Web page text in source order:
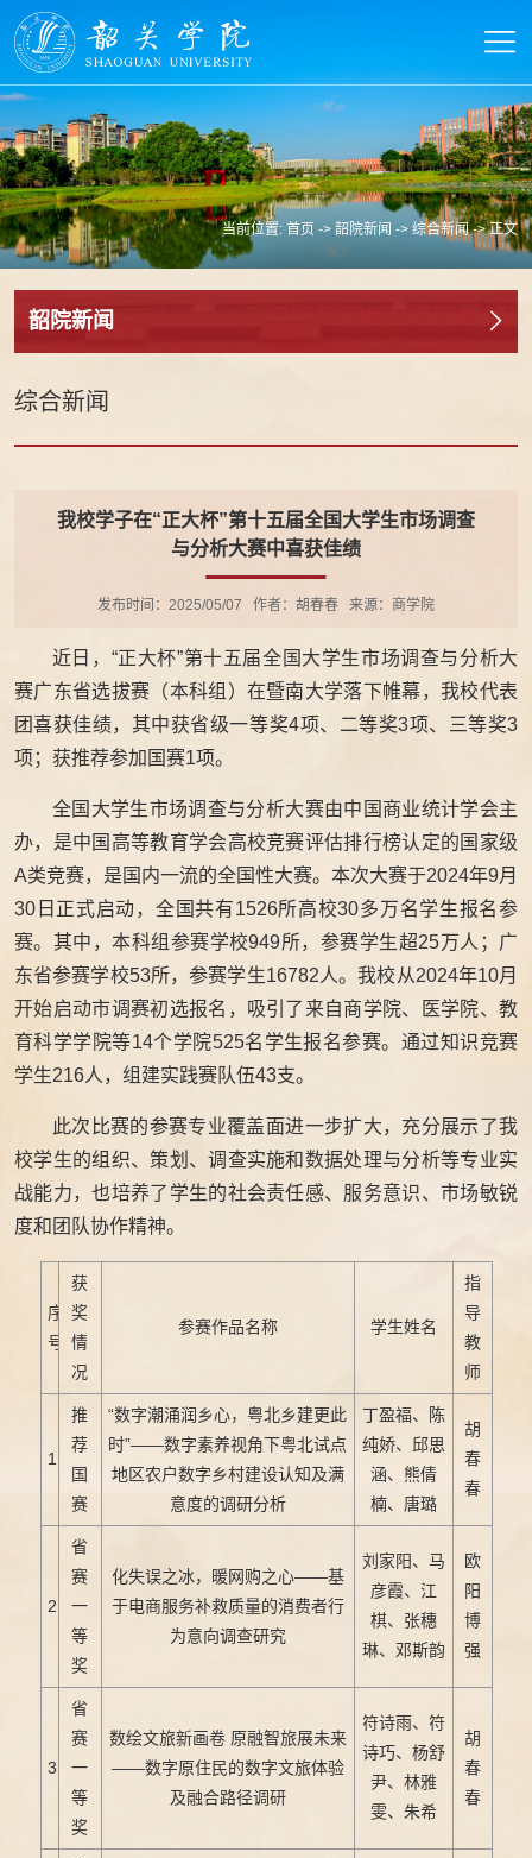
当前位置:首页 ->韶院新闻 ->综合新闻-> 正文
韶院新闻
综合新闻
我校学子在“正大杯”第十五届全国大学生市场调查
与分析大赛中喜获佳绩
发布时间：2025/05/07 作者：胡春春 来源：商学院
近日，“正大杯”第十五届全国大学生市场调查与分析大
赛广东省选拔赛（本科组）在暨南大学落下帷幕，我校代表
团喜获佳绩，其中获省级一等奖4项、二等奖3项、三等奖3
项；获推荐参加国赛1项。
全国大学生市场调查与分析大赛由中国商业统计学会主
办，是中国高等教育学会高校竞赛评估排行榜认定的国家级
A类竞赛，是国内一流的全国性大赛。本次大赛于2024年9月
30日正式启动，全国共有1526所高校30多万名学生报名参
赛。其中，本科组参赛学校949所，参赛学生超25万人；广
东省参赛学校53所，参赛学生16782人。我校从2024年10月
开始启动市调赛初选报名，吸引了来自商学院、医学院、教
育科学学院等14个学院525名学生报名参赛。通过知识竞赛
学生216人，组建实践赛队伍43支。
此次比赛的参赛专业覆盖面进一步扩大，充分展示了我
校学生的组织、策划、调查实施和数据处理与分析等专业实
战能力，也培养了学生的社会责任感、服务意识、市场敏锐
度和团队协作精神。
序
号
获
奖
情
况
参赛作品名称 学生姓名
指
导
教
师
1
推
荐
国
赛
“数字潮涌润乡心，粤北乡建更此
时”——数字素养视角下粤北试点
地区农户数字乡村建设认知及满
意度的调研分析
丁盈福、陈
纯娇、邱思
涵、熊倩
楠、唐璐
胡
春
春
2
省
赛
一
等
奖
化失误之冰，暖网购之心——基
于电商服务补救质量的消费者行
为意向调查研究
刘家阳、马
彦霞、江
棋、张穗
琳、邓斯韵
欧
阳
博
强
3
省
赛
一
等
奖
数绘文旅新画卷 原融智旅展未来
——数字原住民的数字文旅体验
及融合路径调研
符诗雨、符
诗巧、杨舒
尹、林雅
雯、朱希
胡
春
春